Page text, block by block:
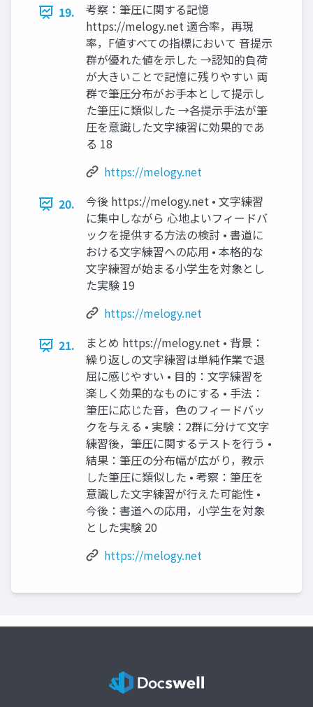
19.
考察：筆圧に関する記憶
https://melogy.net 適合率，再現
率，F値すべての指標において 音提示
群が優れた値を示した →認知的負荷
が大きいことで記憶に残りやすい 両
群で筆圧分布がお手本として提示し
た筆圧に類似した →各提示手法が筆
圧を意識した文字練習に効果的であ
る 18
https://melogy.net
20.
今後 https://melogy.net • 文字練習
に集中しながら 心地よいフィードバ
ックを提供する方法の検討 • 書道に
おける文字練習への応用 • 本格的な
文字練習が始まる小学生を対象とし
た実験 19
https://melogy.net
21.
まとめ https://melogy.net • 背景：
繰り返しの文字練習は単純作業で退
屈に感じやすい • 目的：文字練習を
楽しく効果的なものにする • 手法：
筆圧に応じた音，色のフィードバッ
クを与える • 実験：2群に分けて文字
練習後，筆圧に関するテストを行う •
結果：筆圧の分布幅が広がり，教示
した筆圧に類似した • 考察：筆圧を
意識した文字練習が行えた可能性 •
今後：書道への応用，小学生を対象
とした実験 20
https://melogy.net